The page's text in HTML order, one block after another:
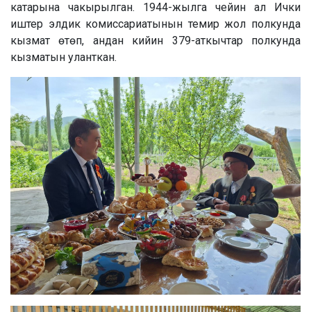
катарына чакырылган. 1944-жылга чейин ал Ички
иштер элдик комиссариатынын темир жол полкунда
кызмат өтөп, андан кийин 379-аткычтар полкунда
кызматын уланткан.